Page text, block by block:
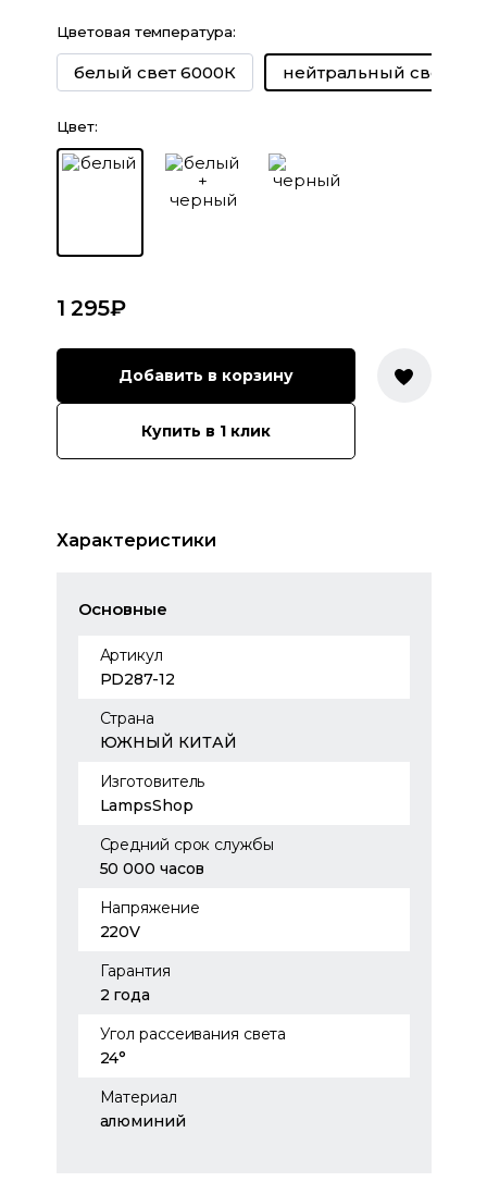
Цветовая температура:
белый свет 6000К нейтральный свет
Цвет:
1 295₽
Добавить в корзину
Купить в 1 клик
Характеристики
Основные
Артикул
PD287-12
Страна
ЮЖНЫЙ КИТАЙ
Изготовитель
LampsShop
Средний срок службы
50 000 часов
Напряжение
220V
Гарантия
2 года
Угол рассеивания света
24°
Материал
алюминий